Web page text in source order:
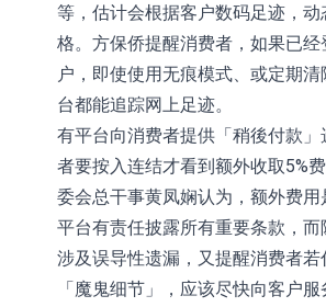
等，估计会根据客户数码足迹，动
格。方保侨提醒消费者，如果已经
户，即使使用无痕模式、或定期
台都能追踪网上足迹。
有平台向消费者提供「稍後付款
者要按入连结才看到额外收取5%
委会总干事黄凤娴认为，额外费用
平台有责任披露所有重要条款，
涉及误导性遗漏，又提醒消费者
「魔鬼细节」，应该尽快向客户服